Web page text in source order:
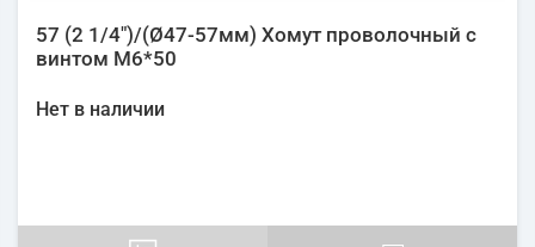
57 (2 1/4")/(Ø47-57мм) Хомут проволочный с
винтом М6*50
Нет в наличии